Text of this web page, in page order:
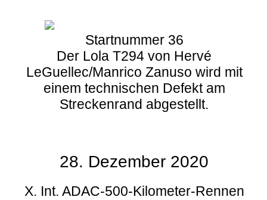
Startnummer 36
Der Lola T294 von Hervé
LeGuellec/Manrico Zanuso wird mit
einem technischen Defekt am
Streckenrand abgestellt.
28. Dezember 2020
X. Int. ADAC-500-Kilometer-Rennen